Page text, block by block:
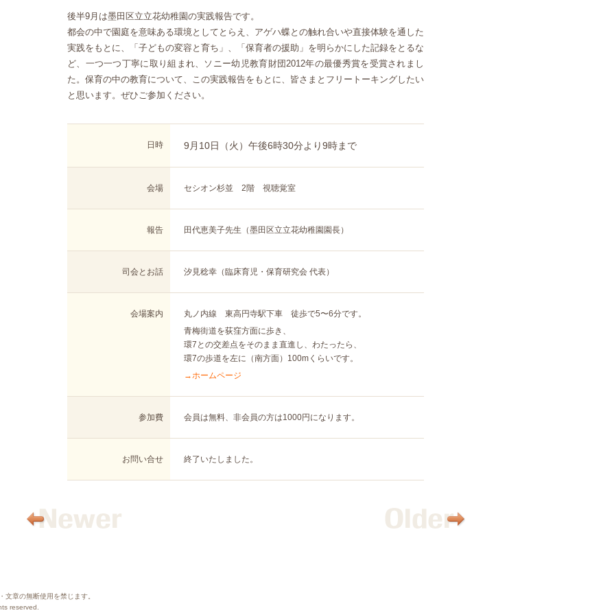
後半9月は墨田区立立花幼稚園の実践報告です。
都会の中で園庭を意味ある環境としてとらえ、アゲハ蝶との触れ合いや直接体験を通した
実践をもとに、「子どもの変容と育ち」、「保育者の援助」を明らかにした記録をとるな
ど、一つ一つ丁寧に取り組まれ、ソニー幼児教育財団2012年の最優秀賞を受賞されまし
た。保育の中の教育について、この実践報告をもとに、皆さまとフリートーキングしたい
と思います。ぜひご参加ください。
日時 9月10日（火）午後6時30分より9時まで
会場 セシオン杉並 2階 視聴覚室
報告 田代恵美子先生（墨田区立立花幼稚園園長）
司会とお話 汐見稔幸（臨床育児・保育研究会 代表）
会場案内 丸ノ内線 東高円寺駅下車 徒歩で5〜6分です。
青梅街道を荻窪方面に歩き、
環7との交差点をそのまま直進し、わたったら、
環7の歩道を左に（南方面）100mくらいです。
→ホームページ
参加費 会員は無料、非会員の方は1000円になります。
お問い合せ 終了いたしました。
章の無断使用を禁じます。
reserved.